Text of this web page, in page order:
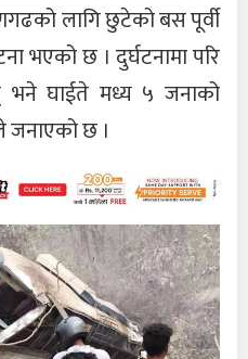
लागि छुटेको बस पूर्वी
भएको छ । दुर्घटनामा परि
घाईते मध्य ५ जनाको
जनाएको छ ।